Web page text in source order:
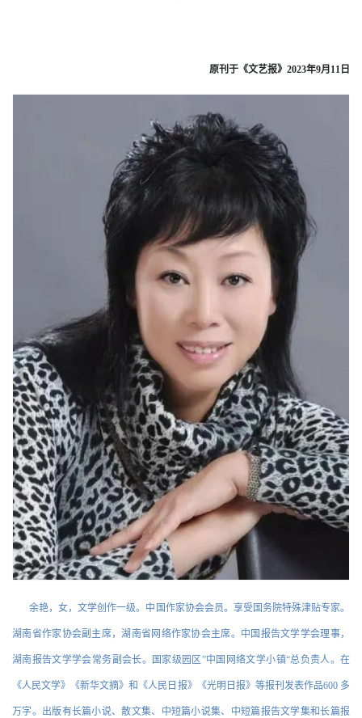
原刊于《文艺报》2023年9月11日
余艳，女，文学创作一级。中国作家协会会员。享受国务院特殊津贴专家。
湖南省作家协会副主席，湖南省网络作家协会主席。中国报告文学学会理事，
湖南报告文学学会常务副会长。国家级园区”中国网络文学小镇“总负责人。在
《人民文学》《新华文摘》和《人民日报》《光明日报》等报刊发表作品600 多
万字。出版有长篇小说、散文集、中短篇小说集、中短篇报告文学集和长篇报